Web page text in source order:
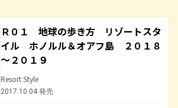
Ｒ０１ 地球の歩き方 リゾートスタ
イル ホノルル＆オアフ島 ２０１８
～２０１９
Resort Style
2017.10.04 発売